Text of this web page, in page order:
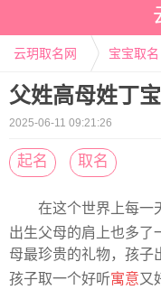
云玥取名网 宝宝取名
父姓高母姓丁
2025-06-11 09:21:26
起名 取名
在这个世界上每一
出生父母的肩上也多了
母最珍贵的礼物，孩子
孩子取一个好听寓意又